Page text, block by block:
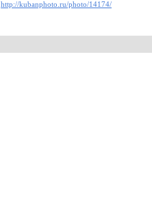
http://kubanphoto.ru/photo/14174/